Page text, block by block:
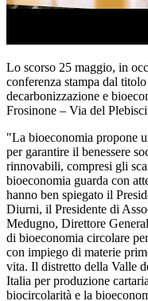
Lo scorso 25 maggio, in
conferenza stampa dal
decarbonizzazione e
Frosinone – Via del
"La bioeconomia propone
per garantire il benessere
rinnovabili, compresi gli
bioeconomia guarda con
hanno ben spiegato il
Diurni, il Presidente di
Medugno, Direttore
di bioeconomia circolare
con impiego di materie
vita. Il distretto della Valle
Italia per produzione
biocircolarità e la